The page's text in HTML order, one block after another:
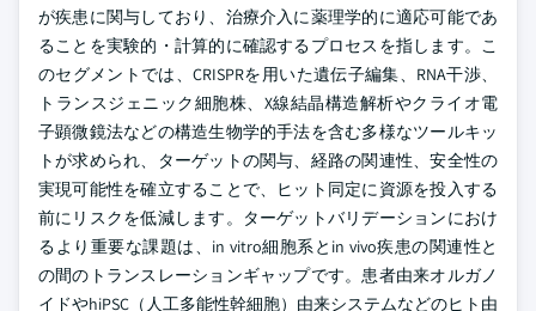
が疾患に関与しており、治療介入に薬理学的に適応可能であ
ることを実験的・計算的に確認するプロセスを指します。こ
のセグメントでは、CRISPRを用いた遺伝子編集、RNA干渉、
トランスジェニック細胞株、X線結晶構造解析やクライオ電
子顕微鏡法などの構造生物学的手法を含む多様なツールキッ
トが求められ、ターゲットの関与、経路の関連性、安全性の
実現可能性を確立することで、ヒット同定に資源を投入する
前にリスクを低減します。ターゲットバリデーションにおけ
るより重要な課題は、in vitro細胞系とin vivo疾患の関連性と
の間のトランスレーションギャップです。患者由来オルガノ
イドやhiPSC（人工多能性幹細胞）由来システムなどのヒト由